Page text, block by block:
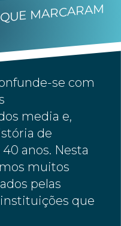
MARCARAM
se com
media e,
de
anos. Nesta
muitos
pelas
que